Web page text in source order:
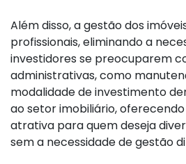
Além disso, a gestão dos
profissionais, eliminando a
investidores se preocuparem
administrativas, como
modalidade de investimento
ao setor imobiliário,
atrativa para quem deseja
sem a necessidade de gestão